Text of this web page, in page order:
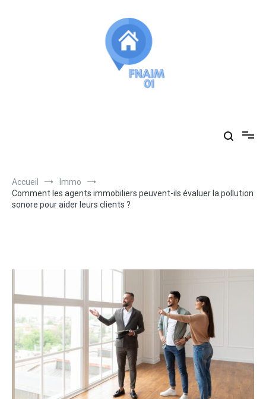
Accueil
Immo
Comment les agents immobiliers peuvent-ils évaluer la pollution
sonore pour aider leurs clients ?